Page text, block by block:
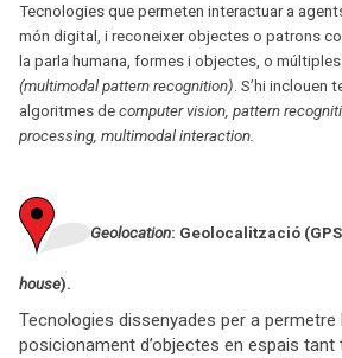
Tecnologies que permeten interactuar a
món digital, i reconeixer objectes o patrons
la parla humana, formes i objectes, o
(multimodal pattern recognition) . S’hi
algoritmes de computer vision, pattern
processing, multimodal interaction.
Geolocation: Geolocalització
house).
Tecnologies dissenyades per a permetre
posicionament d’objectes en espais